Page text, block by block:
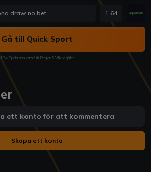
draw no bet 1.64
Gå till Quick Sport
18+ Spela ansvarsfullt Regler & Villkor gäller
ett konto för att kommentera
Skapa ett konto